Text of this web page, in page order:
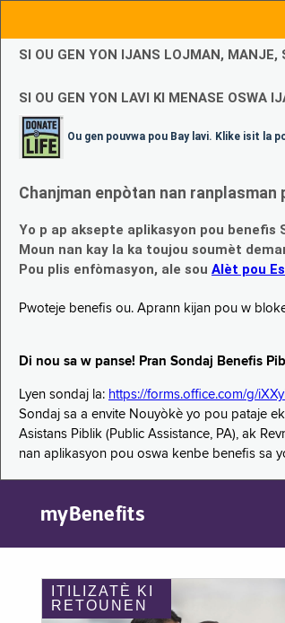
SI OU GEN YON IJANS LOJMAN, MANJE,
SI OU GEN YON LAVI KI MENASE OSWA
Ou gen pouvwa pou Bay lavi. Klike isit la
Chanjman enpòtan nan
Yo p ap aksepte aplikasyon pou benefis
Moun nan kay la ka toujou soumèt
Pou plis enfòmasyon, ale sou Alèt pou
Pwoteje benefis ou. Aprann kijan pou w
Di nou sa w panse! Pran Sondaj Benefis
Lyen sondaj la: https://forms.office.com/g/
Sondaj sa a envite Nouyòkè yo pou pataje
Asistans Piblik (Public Assistance, PA), ak
nan aplikasyon pou oswa kenbe benefis sa
myBenefits
ITILIZATÈ KI
RETOUNEN